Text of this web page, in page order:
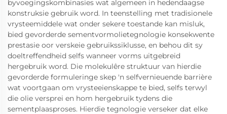
byvoegingskombinasies wat algemeen in hedendaagse
konstruksie gebruik word. In teenstelling met tradisionele
vrysteemiddele wat onder sekere toestande kan misluk,
bied gevorderde sementvormolietegnologie konsekwente
prestasie oor verskeie gebruikssiklusse, en behou dit sy
doeltreffendheid selfs wanneer vorms uitgebreid
hergebruik word. Die molekulêre struktuur van hierdie
gevorderde formuleringe skep 'n selfvernieuende barrière
wat voortgaan om vrysteeienskappe te bied, selfs terwyl
die olie versprei en hom hergebruik tydens die
sementplaasproses. Hierdie tegnologie verseker dat elke